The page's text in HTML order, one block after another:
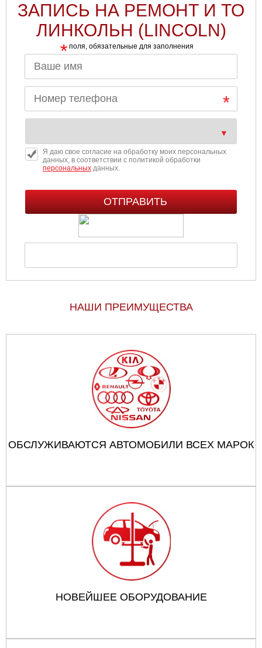
ЗАПИСЬ НА РЕМОНТ И ТО
ЛИНКОЛЬН (LINCOLN)
* поля, обязательные для заполнения
Я даю свое согласие на обработку моих персональных
данных, в соответствии с политикой обработки
персональныхданных.
НАШИ ПРЕИМУЩЕСТВА
ОБСЛУЖИВАЮТСЯ АВТОМОБИЛИ ВСЕХ МАРОК
НОВЕЙШЕЕ ОБОРУДОВАНИЕ